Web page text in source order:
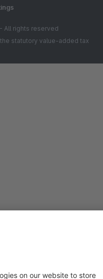
All rights reserved
statutory value-added tax